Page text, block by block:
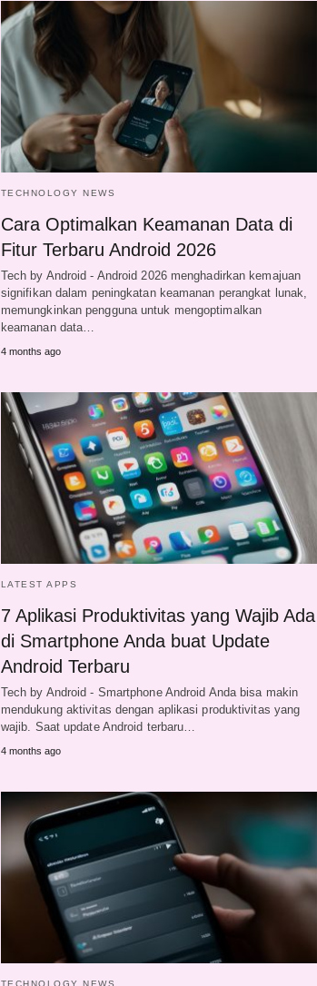
TECHNOLOGY NEWS
Cara Optimalkan Keamanan Data di
Fitur Terbaru Android 2026
Tech by Android - Android 2026 menghadirkan kemajuan
signifikan dalam peningkatan keamanan perangkat lunak,
memungkinkan pengguna untuk mengoptimalkan
keamanan data…
4 months ago
LATEST APPS
7 Aplikasi Produktivitas yang Wajib Ada
di Smartphone Anda buat Update
Android Terbaru
Tech by Android - Smartphone Android Anda bisa makin
mendukung aktivitas dengan aplikasi produktivitas yang
wajib. Saat update Android terbaru…
4 months ago
TECHNOLOGY NEWS